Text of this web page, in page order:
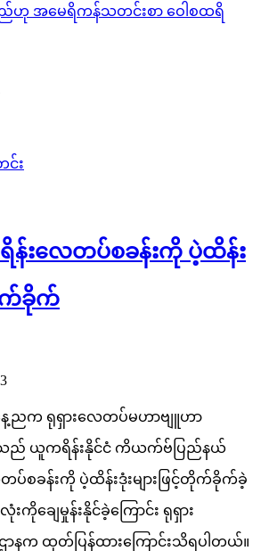
ည်ဟု အမေရိကန်သတင်းစာ ဝေါစထရိ
း
န်းလေတပ်စခန်းကို ပဲ့ထိန်း
တိုက်ခိုက်
ညက ရုရှားလေတပ်မဟာဗျူဟာ
သည် ယူကရိန်းနိုင်ငံ ကိယက်ဗ်ပြည်နယ်
တပ်စခန်းကို ပဲ့ထိန်းဒုံးများဖြင့်တိုက်ခိုက်ခဲ့
းကိုချေမှုန်းနိုင်ခဲ့ကြောင်း ရုရှား
ာနက ထုတ်ပြန်ထားကြောင်းသိရပါတယ်။